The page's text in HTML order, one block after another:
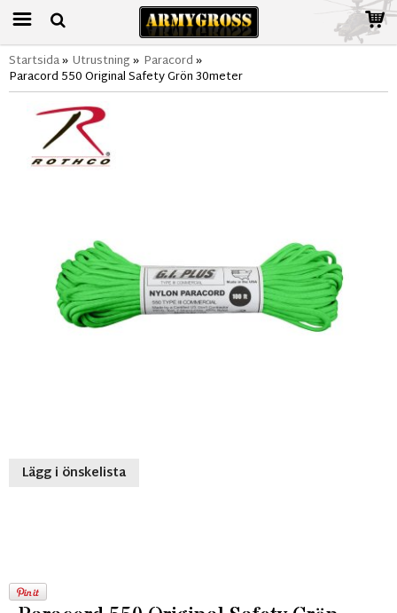
Startsida» Utrustning» Paracord»
Paracord 550 Original Safety Grön 30meter
Lägg i önskelista